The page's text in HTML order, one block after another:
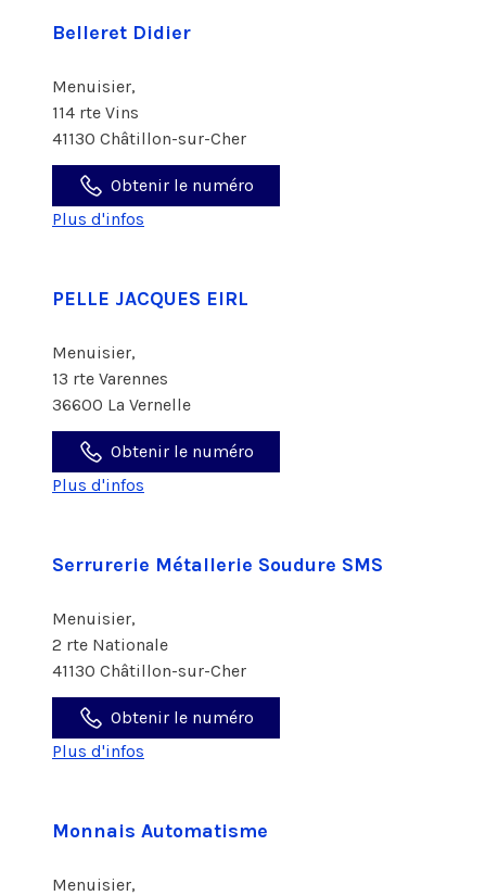
Belleret Didier
Menuisier,
114 rte Vins
41130 Châtillon-sur-Cher
Obtenir le numéro
Plus d'infos
PELLE JACQUES EIRL
Menuisier,
13 rte Varennes
36600 La Vernelle
Obtenir le numéro
Plus d'infos
Serrurerie Métallerie Soudure SMS
Menuisier,
2 rte Nationale
41130 Châtillon-sur-Cher
Obtenir le numéro
Plus d'infos
Monnais Automatisme
Menuisier,